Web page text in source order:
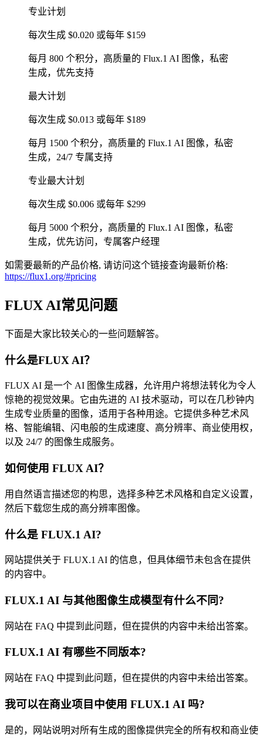
专业计划
每次生成 $0.020 或每年 $159
每月 800 个积分，高质量的 Flux.1 AI 图像，私密
生成，优先支持
最大计划
每次生成 $0.013 或每年 $189
每月 1500 个积分，高质量的 Flux.1 AI 图像，私密
生成，24/7 专属支持
专业最大计划
每次生成 $0.006 或每年 $299
每月 5000 个积分，高质量的 Flux.1 AI 图像，私密
生成，优先访问，专属客户经理
如需要最新的产品价格, 请访问这个链接查询最新价格:
https://flux1.org/#pricing
FLUX AI常见问题
下面是大家比较关心的一些问题解答。
什么是FLUX AI？
FLUX AI 是一个 AI 图像生成器，允许用户将想法转化为令人
惊艳的视觉效果。它由先进的 AI 技术驱动，可以在几秒钟内
生成专业质量的图像，适用于各种用途。它提供多种艺术风
格、智能编辑、闪电般的生成速度、高分辨率、商业使用权，
以及 24/7 的图像生成服务。
如何使用 FLUX AI？
用自然语言描述您的构思，选择多种艺术风格和自定义设置，
然后下载您生成的高分辨率图像。
什么是 FLUX.1 AI?
网站提供关于 FLUX.1 AI 的信息，但具体细节未包含在提供
的内容中。
FLUX.1 AI 与其他图像生成模型有什么不同?
网站在 FAQ 中提到此问题，但在提供的内容中未给出答案。
FLUX.1 AI 有哪些不同版本?
网站在 FAQ 中提到此问题，但在提供的内容中未给出答案。
我可以在商业项目中使用 FLUX.1 AI 吗?
是的，网站说明对所有生成的图像提供完全的所有权和商业使